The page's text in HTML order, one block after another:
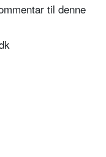
til denne